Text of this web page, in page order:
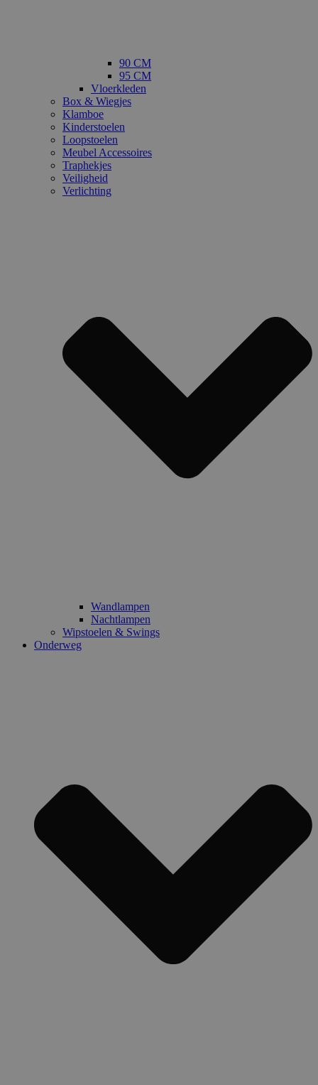
90 CM
95 CM
Vloerkleden
Box & Wiegjes
Klamboe
Kinderstoelen
Loopstoelen
Meubel Accessoires
Traphekjes
Veiligheid
Verlichting
Wandlampen
Nachtlampen
Wipstoelen & Swings
Onderweg